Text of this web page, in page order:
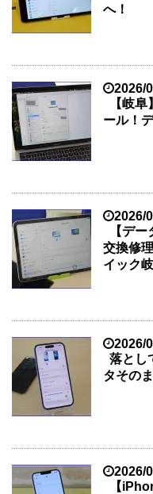
へ！
2026/
【岐
ール！
2026/
【デ
交換修
イック
2026/
落とし
タその
2026/
【